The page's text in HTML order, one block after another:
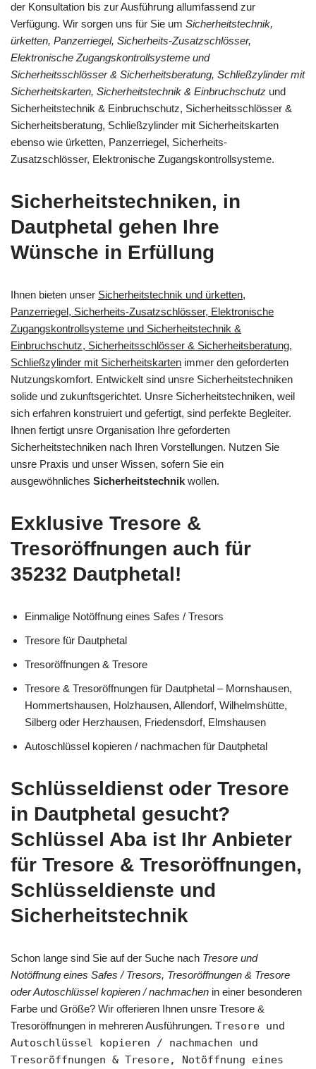
der Konsultation bis zur Ausführung allumfassend zur
Verfügung. Wir sorgen uns für Sie um Sicherheitstechnik,
ürketten, Panzerriegel, Sicherheits-Zusatzschlösser,
Elektronische Zugangskontrollsysteme und
Sicherheitsschlösser & Sicherheitsberatung, Schließzylinder mit
Sicherheitskarten, Sicherheitstechnik & Einbruchschutz und
Sicherheitstechnik & Einbruchschutz, Sicherheitsschlösser &
Sicherheitsberatung, Schließzylinder mit Sicherheitskarten
ebenso wie ürketten, Panzerriegel, Sicherheits-
Zusatzschlösser, Elektronische Zugangskontrollsysteme.
Sicherheitstechniken, in
Dautphetal gehen Ihre
Wünsche in Erfüllung
Ihnen bieten unser Sicherheitstechnik und ürketten,
Panzerriegel, Sicherheits-Zusatzschlösser, Elektronische
Zugangskontrollsysteme und Sicherheitstechnik &
Einbruchschutz, Sicherheitsschlösser & Sicherheitsberatung,
Schließzylinder mit Sicherheitskarten immer den geforderten
Nutzungskomfort. Entwickelt sind unsre Sicherheitstechniken
solide und zukunftsgerichtet. Unsre Sicherheitstechniken, weil
sich erfahren konstruiert und gefertigt, sind perfekte Begleiter.
Ihnen fertigt unsre Organisation Ihre geforderten
Sicherheitstechniken nach Ihren Vorstellungen. Nutzen Sie
unsre Praxis und unser Wissen, sofern Sie ein
ausgewöhnliches Sicherheitstechnik wollen.
Exklusive Tresore &
Tresoröffnungen auch für
35232 Dautphetal!
Einmalige Notöffnung eines Safes / Tresors
Tresore für Dautphetal
Tresoröffnungen & Tresore
Tresore & Tresoröffnungen für Dautphetal – Mornshausen,
Hommertshausen, Holzhausen, Allendorf, Wilhelmshütte,
Silberg oder Herzhausen, Friedensdorf, Elmshausen
Autoschlüssel kopieren / nachmachen für Dautphetal
Schlüsseldienst oder Tresore
in Dautphetal gesucht?
Schlüssel Aba ist Ihr Anbieter
für Tresore & Tresoröffnungen,
Schlüsseldienste und
Sicherheitstechnik
Schon lange sind Sie auf der Suche nach Tresore und
Notöffnung eines Safes / Tresors, Tresoröffnungen & Tresore
oder Autoschlüssel kopieren / nachmachen in einer besonderen
Farbe und Größe? Wir offerieren Ihnen unsre Tresore &
Tresoröffnungen in mehreren Ausführungen. Tresore und
Autoschlüssel kopieren / nachmachen und
Tresoröffnungen & Tresore, Notöffnung eines